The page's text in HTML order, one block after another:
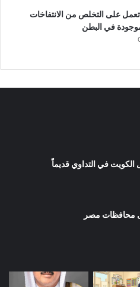
تعمل على التخلص من الانتفاخات
في البطن
الكويت في التداوي قديماً
محافظات مصر